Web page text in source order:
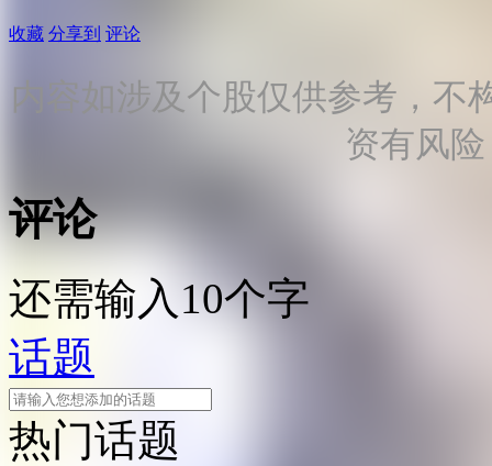
收藏 分享到 评论
内容如涉及个股仅供参考，不
资有风
评论
还需输入10个字
话题
热门话题